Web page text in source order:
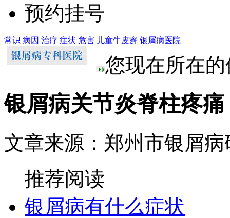
预约挂号
常识 病因 治疗 症状 危害 儿童牛皮癣 银屑病医院
您现在所在
银屑病关节炎脊柱疼痛
文章来源：郑州市银屑病
推荐阅读
银屑病有什么症状